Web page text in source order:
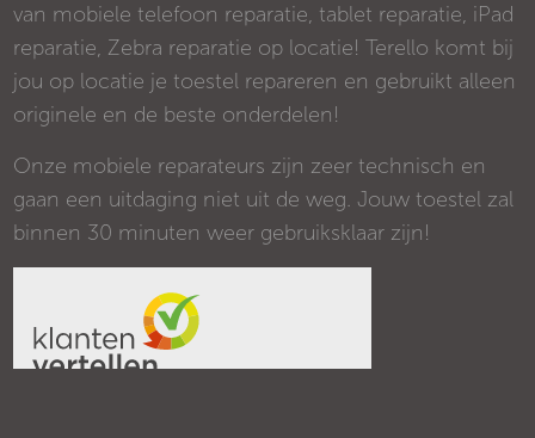
van mobiele telefoon reparatie, tablet reparatie, iPad
reparatie, Zebra reparatie op locatie! Terello komt bij
jou op locatie je toestel repareren en gebruikt alleen
originele en de beste onderdelen!
Onze mobiele reparateurs zijn zeer technisch en
gaan een uitdaging niet uit de weg. Jouw toestel zal
binnen 30 minuten weer gebruiksklaar zijn!